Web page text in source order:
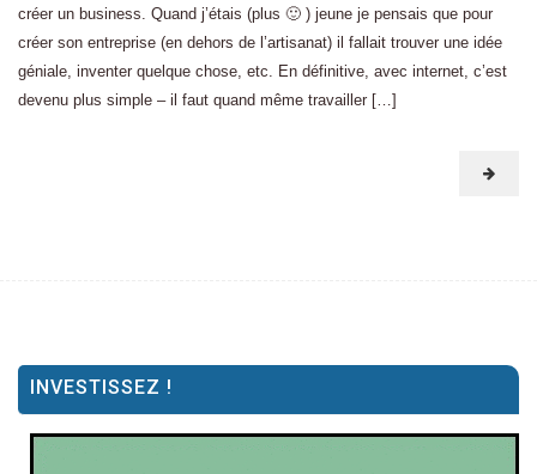
créer un business. Quand j’étais (plus 🙂 ) jeune je pensais que pour
créer son entreprise (en dehors de l’artisanat) il fallait trouver une idée
géniale, inventer quelque chose, etc. En définitive, avec internet, c’est
devenu plus simple – il faut quand même travailler […]
INVESTISSEZ !